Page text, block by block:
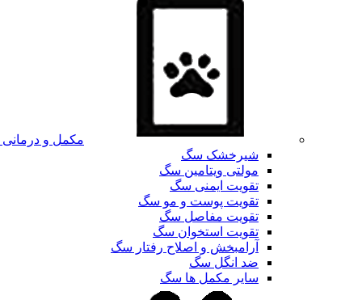
مکمل و
شیرخشک سگ
مولتی ویتامین سگ
تقویت ایمنی سگ
تقویت پوست و مو سگ
تقویت مفاصل سگ
تقویت استخوان سگ
آرامبخش و اصلاح رفتار سگ
ضد انگل سگ
سایر مکمل ها سگ